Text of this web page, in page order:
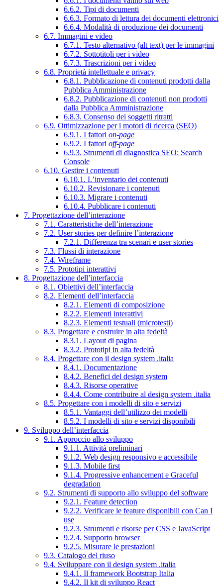
6.6.2. Tipi di documenti
6.6.3. Formato di lettura dei documenti elettronici
6.6.4. Modalità di produzione dei documenti
6.7. Immagini e video
6.7.1. Testo alternativo (alt text) per le immagini
6.7.2. Sottotitoli per i video
6.7.3. Trascrizioni per i video
6.8. Proprietà intellettuale e privacy
6.8.1. Pubblicazione di contenuti prodotti dalla
Pubblica Amministrazione
6.8.2. Pubblicazione di contenuti non prodotti
dalla Pubblica Amministrazione
6.8.3. Consenso dei soggetti ritratti
6.9. Ottimizzazione per i motori di ricerca (SEO)
6.9.1. I fattori on-page
6.9.2. I fattori off-page
6.9.3. Strumenti di diagnostica SEO: Search
Console
6.10. Gestire i contenuti
6.10.1. L’inventario dei contenuti
6.10.2. Revisionare i contenuti
6.10.3. Migrare i contenuti
6.10.4. Pubblicare i contenuti
7. Progettazione dell’interazione
7.1. Caratteristiche dell’interazione
7.2. User stories per definire l’interazione
7.2.1. Differenza tra scenari e user stories
7.3. Flussi di interazione
7.4. Wireframe
7.5. Prototipi interattivi
8. Progettazione dell’interfaccia
8.1. Obiettivi dell’interfaccia
8.2. Elementi dell’interfaccia
8.2.1. Elementi di composizione
8.2.2. Elementi interattivi
8.2.3. Elementi testuali (microtesti)
8.3. Progettare e costruire in alta fedeltà
8.3.1. Layout di pagina
8.3.2. Prototipi in alta fedeltà
8.4. Progettare con il design system .italia
8.4.1. Documentazione
8.4.2. Benefici del design system
8.4.3. Risorse operative
8.4.4. Come contribuire al design system .italia
8.5. Progettare con i modelli di sito e servizi
8.5.1. Vantaggi dell’utilizzo dei modelli
8.5.2. I modelli di sito e servizi disponibili
9. Sviluppo dell’interfaccia
9.1. Approccio allo sviluppo
9.1.1. Attività preliminari
9.1.2. Web design responsivo e accessibile
9.1.3. Mobile first
9.1.4. Progressive enhancement e Graceful
degradation
9.2. Strumenti di supporto allo sviluppo del software
9.2.1. Feature detection
9.2.2. Verificare le feature disponibili con Can I
use
9.2.3. Strumenti e risorse per CSS e JavaScript
9.2.4. Supporto browser
9.2.5. Misurare le prestazioni
9.3. Catalogo del riuso
9.4. Sviluppare con il design system .italia
9.4.1. Il framework Bootstrap Italia
9.4.2. Il kit di sviluppo React